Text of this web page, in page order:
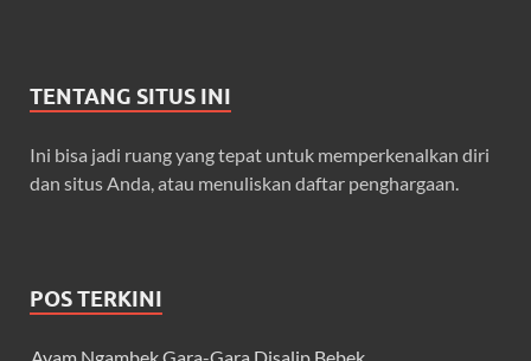
TENTANG SITUS INI
Ini bisa jadi ruang yang tepat untuk memperkenalkan diri
dan situs Anda, atau menuliskan daftar penghargaan.
POS TERKINI